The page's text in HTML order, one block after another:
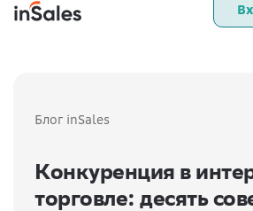
Блог inSales
Конкуренция в
торговле: десять